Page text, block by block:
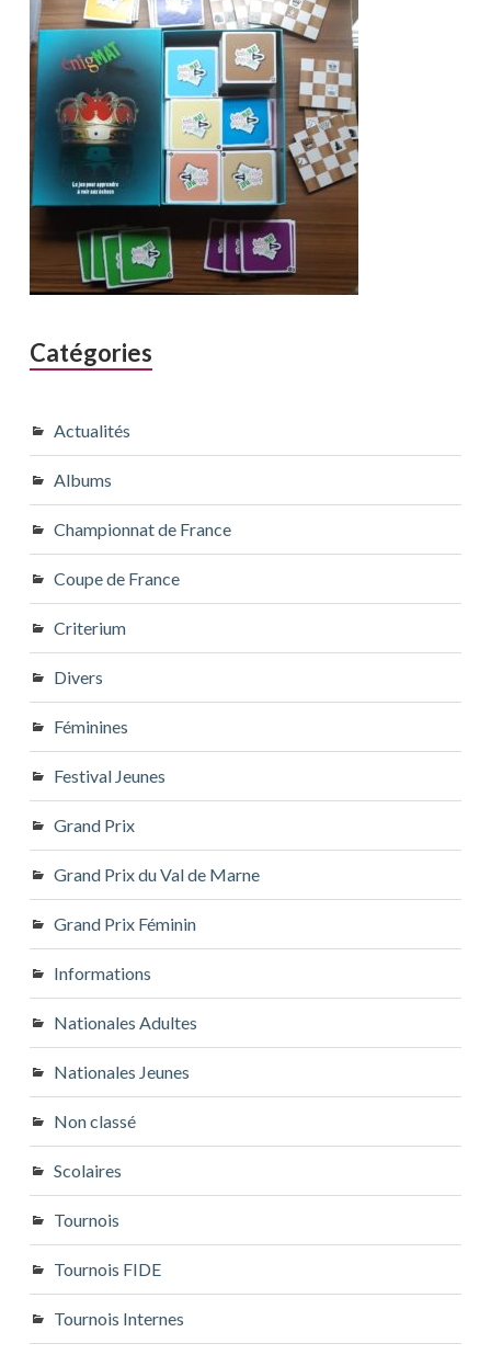
Catégories
Actualités
Albums
Championnat de France
Coupe de France
Criterium
Divers
Féminines
Festival Jeunes
Grand Prix
Grand Prix du Val de Marne
Grand Prix Féminin
Informations
Nationales Adultes
Nationales Jeunes
Non classé
Scolaires
Tournois
Tournois FIDE
Tournois Internes